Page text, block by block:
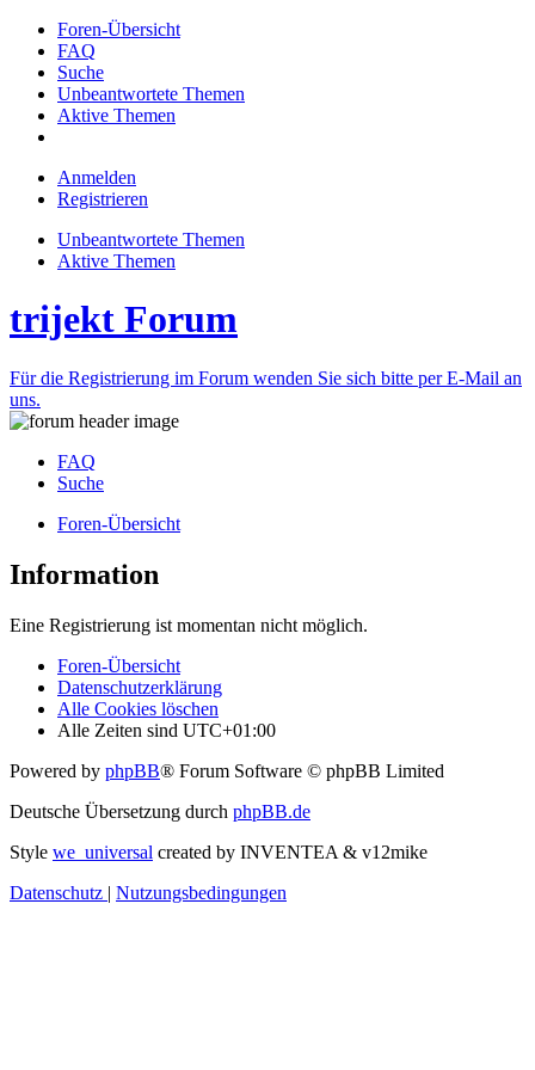
Foren-Übersicht
FAQ
Suche
Unbeantwortete Themen
Aktive Themen
Anmelden
Registrieren
Unbeantwortete Themen
Aktive Themen
trijekt Forum
Für die Registrierung im Forum wenden Sie sich bitte per E-Mail an
uns.
FAQ
Suche
Foren-Übersicht
Information
Eine Registrierung ist momentan nicht möglich.
Foren-Übersicht
Datenschutzerklärung
Alle Cookies löschen
Alle Zeiten sind UTC+01:00
Powered by phpBB® Forum Software © phpBB Limited
Deutsche Übersetzung durch phpBB.de
Style we_universal created by INVENTEA & v12mike
Datenschutz | Nutzungsbedingungen